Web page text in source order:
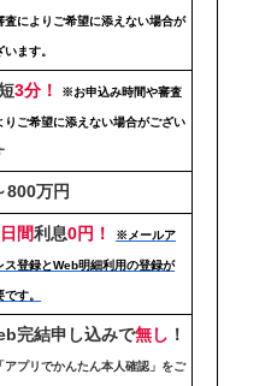
査によりご希望に添えない場合が
います。
3分！ ※お申込み時間や審査
りご希望に添えない場合がござい
800万円
間利息0円！ ※メールア
ス登録とWeb明細利用の登録が
です。
完結申し込みで無し ！
プリでかんたん本人確認」をご